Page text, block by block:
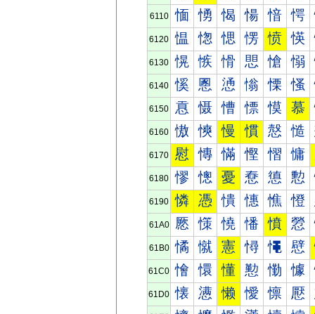
6110 愐 愑 愒 愓 愔 愕
6120 愠 愡 愢 愣 愤 愥
6130 愰 愱 愲 愳 愴 愵
6140 慀 慁 慂 慃 慄 慅
6150 慐 慑 慒 慓 慔 慕
6160 慠 慡 慢 慣 慤 慥
6170 慰 慱 慲 慳 慴 慵
6180 憀 憁 憂 憃 憄 憅
6190 憐 憑 憒 憓 憔 憕
61A0 憠 憡 憢 憣 憤 憥
61B0 憰 憱 憲 憳 憴 憵
61C0 懀 懁 懂 懃 懄 懅
61D0 懐 懑 懒 懓 懔 懕